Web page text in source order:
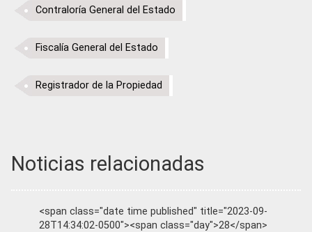
Contraloría General del Estado
Fiscalía General del Estado
Registrador de la Propiedad
Noticias relacionadas
<span class="date time published" title="2023-09-
28T14:34:02-0500"><span class="day">28</span>